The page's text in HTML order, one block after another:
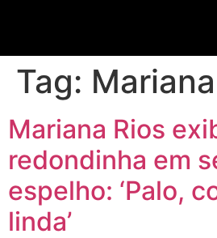
Tag: Mariana
Mariana Rios
redondinha em
espelho: ‘Palo,
linda’